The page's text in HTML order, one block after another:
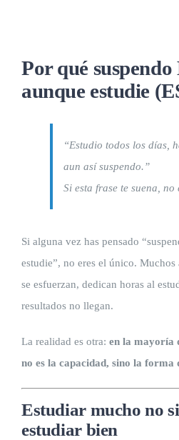
Universidad
Por qué
aunque estudie
“Estudio todos los días,
aun así suspendo.”
Si esta frase te suena, no
Si alguna vez has pensado
estudie”, no eres el único.
se esfuerzan, dedican horas al
resultados no llegan.
La realidad es otra: en la mayoría
no es la capacidad, sino la forma
Estudiar mucho no
estudiar bien